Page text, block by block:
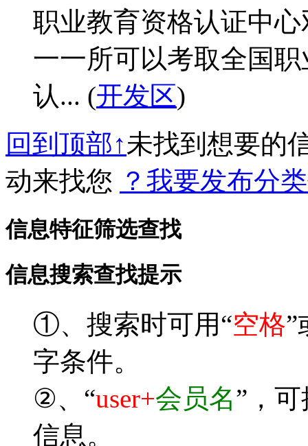
职业教育资格认证中
一一所可以考取全国
认... (开发区)
回到顶部↑未找到想要的
动来找您 ？我要发布分
信息特征筛选查找
信息搜索查找提示
①、搜索时可用“空格”
字条件。
②、“user+会员名”，
信息。